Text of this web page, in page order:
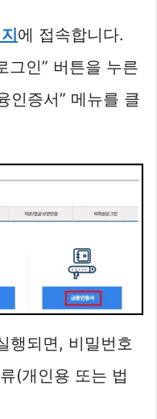
에 접속합니다.
그인” 버튼을 누른
인증서” 메뉴를 클
행되면, 비밀번호
(개인용 또는 법